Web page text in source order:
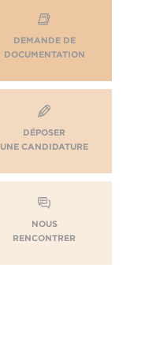
DEMANDE DE
DOCUMENTATION
DÉPOSER
UNE CANDIDATURE
NOUS
RENCONTRER